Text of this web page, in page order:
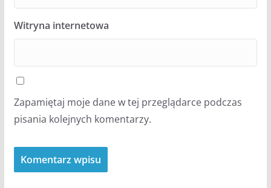
Witryna internetowa
Zapamiętaj moje dane w tej przeglądarce podczas
pisania kolejnych komentarzy.